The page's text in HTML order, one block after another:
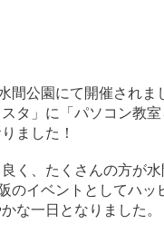
間公園にて開催されま
タ」に「パソコン教室
ました！
く、たくさんの方が
のイベントとしてハッ
な一日となりました。